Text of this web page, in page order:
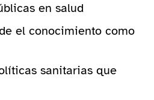
en salud
el conocimiento como
sanitarias que